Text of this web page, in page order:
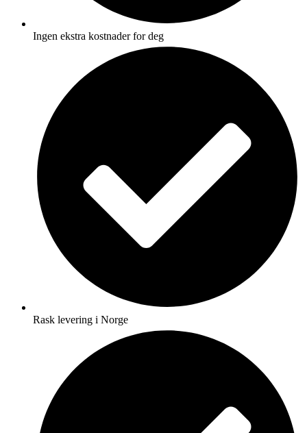
Ingen ekstra kostnader for deg
Rask levering i Norge